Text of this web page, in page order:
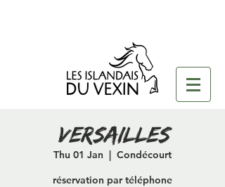
versailles
Thu 01 Jan
  |
Condécourt
réservation par téléphone